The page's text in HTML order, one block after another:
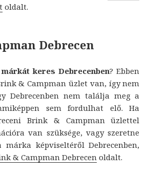
oldalt.
Debrecen
keres Debrecenben? Ebben
& Campman üzlet van, így nem
Debrecenben nem találja meg a
sem fordulhat elő. Ha
Brink & Campman üzlettel
van szüksége, vagy szeretne
képviseltéről Debrecenben,
& Campman Debrecen oldalt.